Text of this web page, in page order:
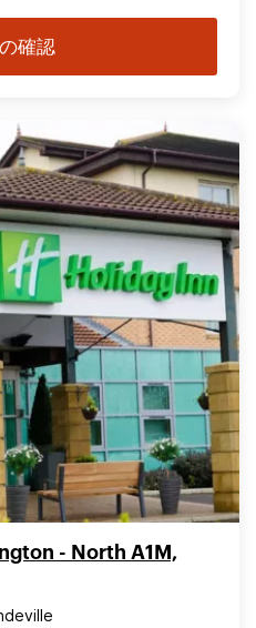
確認
- North A1M,